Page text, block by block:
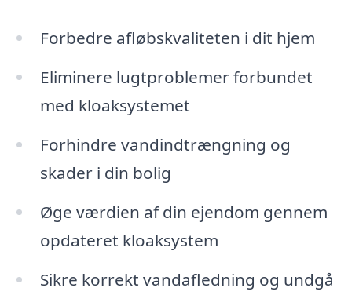
Forbedre afløbskvaliteten i dit hjem
Eliminere lugtproblemer forbundet
med kloaksystemet
Forhindre vandindtrængning og
skader i din bolig
Øge værdien af din ejendom gennem
opdateret kloaksystem
Sikre korrekt vandafledning og undgå